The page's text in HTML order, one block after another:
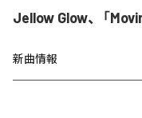
Jellow Glow、「
新曲情報